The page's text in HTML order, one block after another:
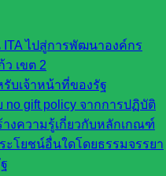
ITA ไปสู่การพัฒนาองค์กร
เขต 2
บเจ้าหน้าที่ของรัฐ
no gift policy จากการปฏิบัติ
งความรู้เกี่ยวกับหลักเกณฑ์
โยชน์อื่นใดโดยธรรมจรรยา